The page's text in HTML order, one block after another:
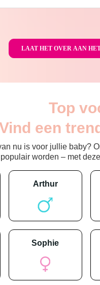
Top
een
nu is voor jullie baby?
worden – met
arthur
sophie